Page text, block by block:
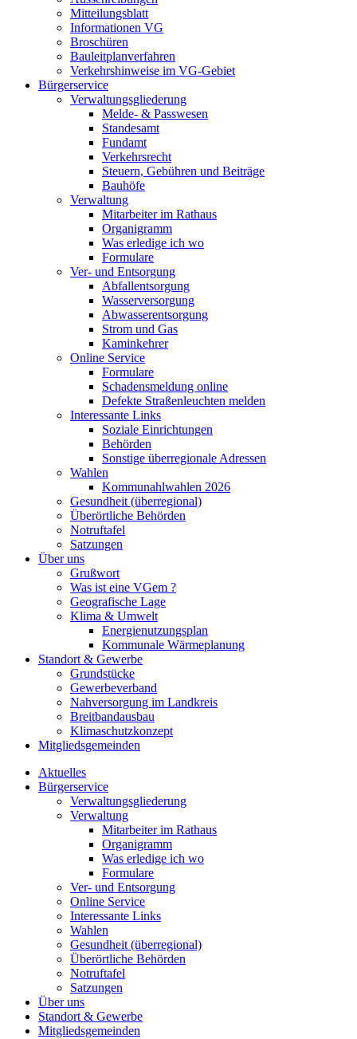
Mitteilungsblatt
Informationen VG
Broschüren
Bauleitplanverfahren
Verkehrshinweise im VG-Gebiet
Bürgerservice
Verwaltungsgliederung
Melde- & Passwesen
Standesamt
Fundamt
Verkehrsrecht
Steuern, Gebühren und Beiträge
Bauhöfe
Verwaltung
Mitarbeiter im Rathaus
Organigramm
Was erledige ich wo
Formulare
Ver- und Entsorgung
Abfallentsorgung
Wasserversorgung
Abwasserentsorgung
Strom und Gas
Kaminkehrer
Online Service
Formulare
Schadensmeldung online
Defekte Straßenleuchten melden
Interessante Links
Soziale Einrichtungen
Behörden
Sonstige überregionale Adressen
Wahlen
Kommunahlwahlen 2026
Gesundheit (überregional)
Überörtliche Behörden
Notruftafel
Satzungen
Über uns
Grußwort
Was ist eine VGem ?
Geografische Lage
Klima & Umwelt
Energienutzungsplan
Kommunale Wärmeplanung
Standort & Gewerbe
Grundstücke
Gewerbeverband
Nahversorgung im Landkreis
Breitbandausbau
Klimaschutzkonzept
Mitgliedsgemeinden
Aktuelles
Bürgerservice
Verwaltungsgliederung
Verwaltung
Mitarbeiter im Rathaus
Organigramm
Was erledige ich wo
Formulare
Ver- und Entsorgung
Online Service
Interessante Links
Wahlen
Gesundheit (überregional)
Überörtliche Behörden
Notruftafel
Satzungen
Über uns
Standort & Gewerbe
Mitgliedsgemeinden